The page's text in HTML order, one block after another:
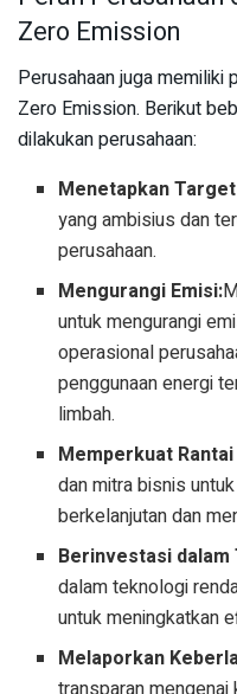
Zero Emission
Perusahaan juga memiliki
Zero Emission. Berikut
dilakukan perusahaan:
Menetapkan
yang ambisius dan
perusahaan.
Mengurangi Emisi:
untuk mengurangi
operasional
penggunaan energi
limbah.
Memperkuat
dan mitra bisnis
berkelanjutan dan
Berinvestasi
dalam teknologi
untuk meningkatkan
Melaporkan